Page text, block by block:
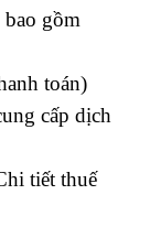
gồm
toán)
cấp dịch
tiết thuế